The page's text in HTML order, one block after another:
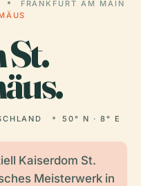
FRANKFURT AM MAIN
50° N · 8° E
Kaiserdom St.
Meisterwerk in